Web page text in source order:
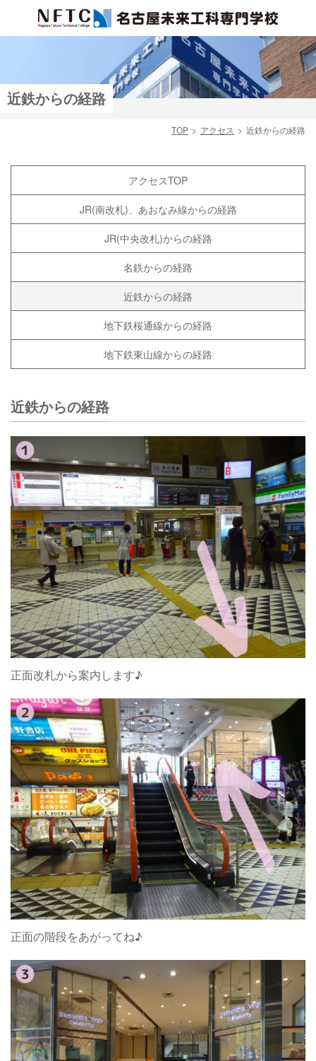
近鉄からの経路
TOP アクセス 近鉄からの経路
アクセスTOP
JR(南改札)、あおなみ線からの経路
JR(中央改札)からの経路
名鉄からの経路
近鉄からの経路
地下鉄桜通線からの経路
地下鉄東山線からの経路
近鉄からの経路
正面改札から案内します♪
正面の階段をあがってね♪
検索